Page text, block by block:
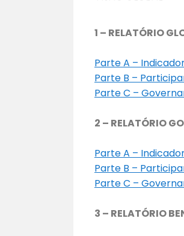
1 – RELATÓRIO
Parte A –
Parte B –
Parte C –
2 – RELATÓRIO
Parte A –
Parte B –
Parte C –
3 – RELATÓRIO